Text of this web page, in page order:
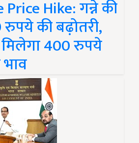
Hike: गन्ने की
की बढ़ोतरी,
400 रुपये
भाव